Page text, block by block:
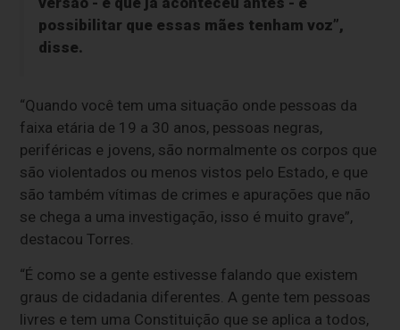
possibilitar que essas mães tenham voz”,
disse.
“Quando você tem uma situação onde pessoas da
faixa etária de 19 a 30 anos, pessoas negras,
periféricas e jovens, são normalmente os corpos que
são violentados ou menos vistos pelo Estado, e que
são também vítimas de crimes e apurações que não
se chega a uma investigação, isso é muito grave”,
destacou Torres.
“É como se a gente estivesse falando que existem
graus de cidadania diferentes. A gente tem pessoas
livres e tem uma Constituição que se aplica a todos,